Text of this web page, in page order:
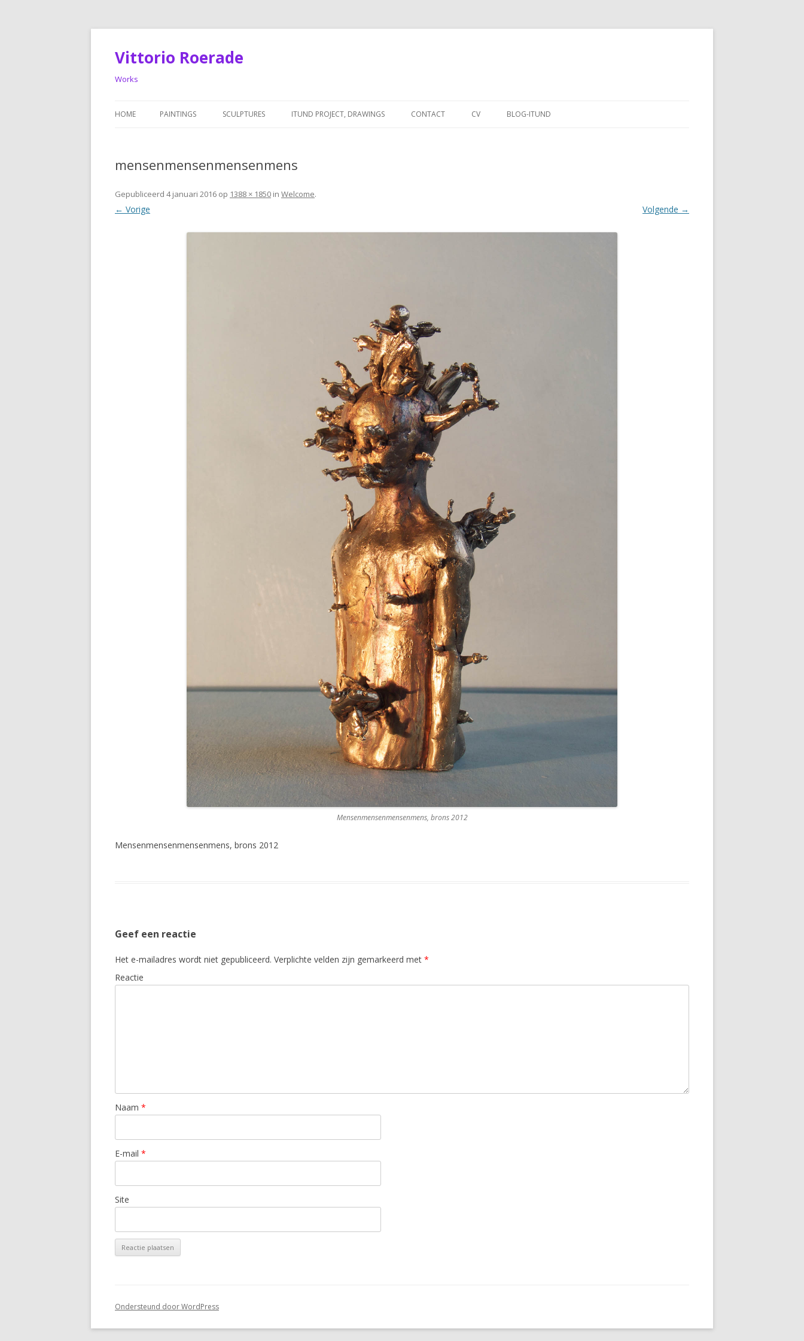
Vittorio Roerade
Works
naar
HOME PAINTINGS SCULPTURES ITUND PROJECT, DRAWINGS CONTACT CV BLOG-ITUND
mensenmensenmensenmens
Gepubliceerd 4 januari 2016 op 1388 × 1850 in Welcome.
← Vorige Volgende →
Mensenmensenmensenmens, brons 2012
Mensenmensenmensenmens, brons 2012
Geef een reactie
Het e-mailadres wordt niet gepubliceerd. Verplichte velden zijn gemarkeerd met *
Reactie
Naam *
E-mail *
Site
Ondersteund door WordPress